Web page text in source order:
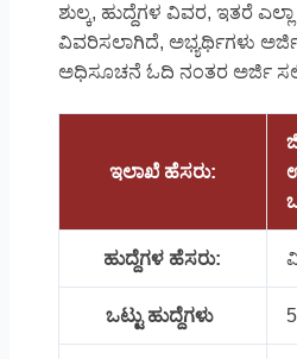
ಶುಲ್ಕ, ಹುದ್ದೆಗಳ ವಿವರ, ಇತರೆ
ವಿವರಿಸಲಾಗಿದೆ, ಅಭ್ಯರ್ಥಿಗಳು ಅರ್ಜಿ
ಅಧಿಸೂಚನೆ ಓದಿ ನಂತರ ಅರ್ಜಿ
ಇಲಾಖೆ ಹೆಸರು:
ಹುದ್ದೆಗಳ ಹೆಸರು:
ಒಟ್ಟು ಹುದ್ದೆಗಳು